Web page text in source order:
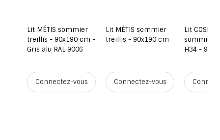
Lit MÉTIS sommier
treillis - 90x190 cm -
Gris alu RAL 9006
Connectez-vous
Lit MÉTIS sommier
treillis - 90x190 cm
Connectez-vous
Lit
sommier
H34 -